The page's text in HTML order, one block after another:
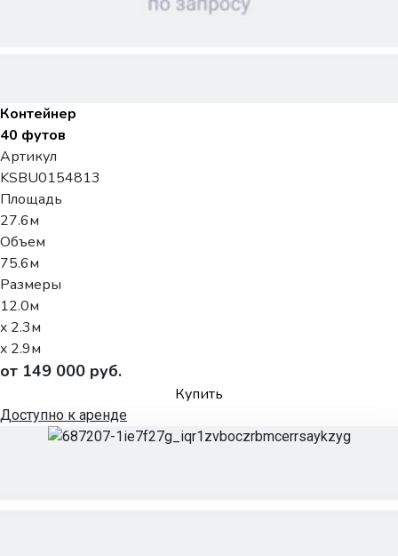
Контейнер
40 футов
Артикул
KSBU0154813
Площадь
27.6м
Объем
75.6м
Размеры
12.0м
x 2.3м
x 2.9м
от 149 000 руб.
Купить
Доступно к аренде